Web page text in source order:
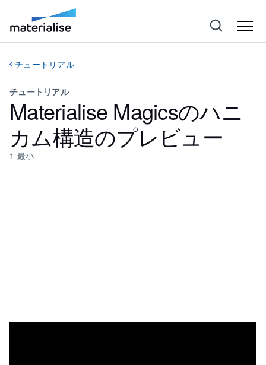
チュートリアル
チュートリアル
Materialise Magicsのハニ
カム構造のプレビュー
1 最小